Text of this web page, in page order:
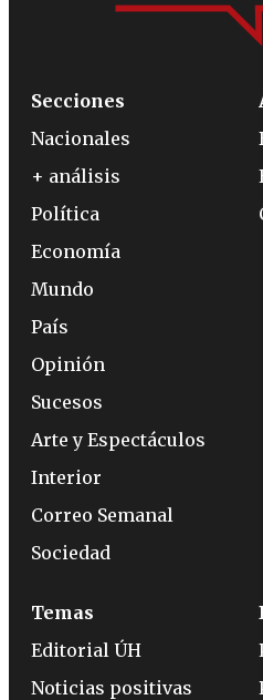
Secciones
Nacionales
+ análisis
Política
Economía
Mundo
País
Opinión
Sucesos
Arte y Espectáculos
Interior
Correo Semanal
Sociedad
Temas
Editorial ÚH
Noticias positivas